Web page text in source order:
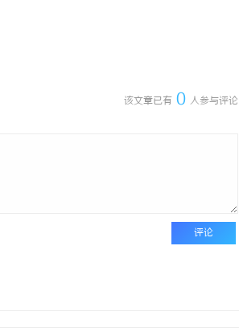
该文章已有 0 人参与评论
评论